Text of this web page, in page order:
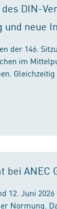
DIN-
und neue
der 146.
im
bei ANEC
12. Juni
Normung.